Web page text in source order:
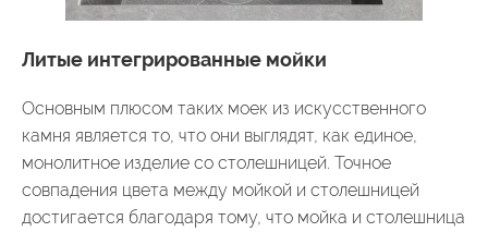
Литые интегрированные мойки
Основным плюсом таких моек из искусственного
камня является то, что они выглядят, как единое,
монолитное изделие со столешницей. Точное
совпадения цвета между мойкой и столешницей
достигается благодаря тому, что мойка и столешница